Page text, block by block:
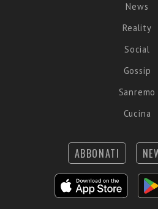
News
Reality
Social
Gossip
Sanremo
Cucina
ABBONATI